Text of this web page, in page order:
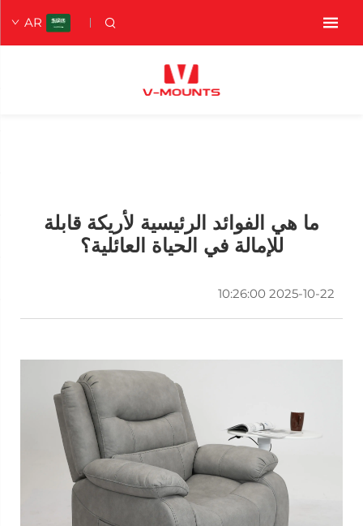
AR
ما هي الفوائد الرئيسية لأريكة قابلة
للإمالة في الحياة العائلية؟
2025-10-22 10:26:00